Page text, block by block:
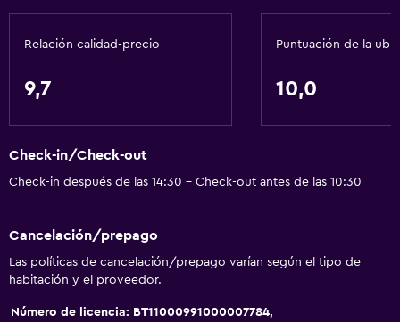
Relación calidad-precio
9,7
Puntuación de la
10,0
Check-in/Check-out
Check-in después de las 14:30 - Check-out antes de las 10:30
Cancelación/prepago
Las políticas de cancelación/prepago varían según el tipo de
habitación y el proveedor.
Número de licencia: BT11000991000007784,